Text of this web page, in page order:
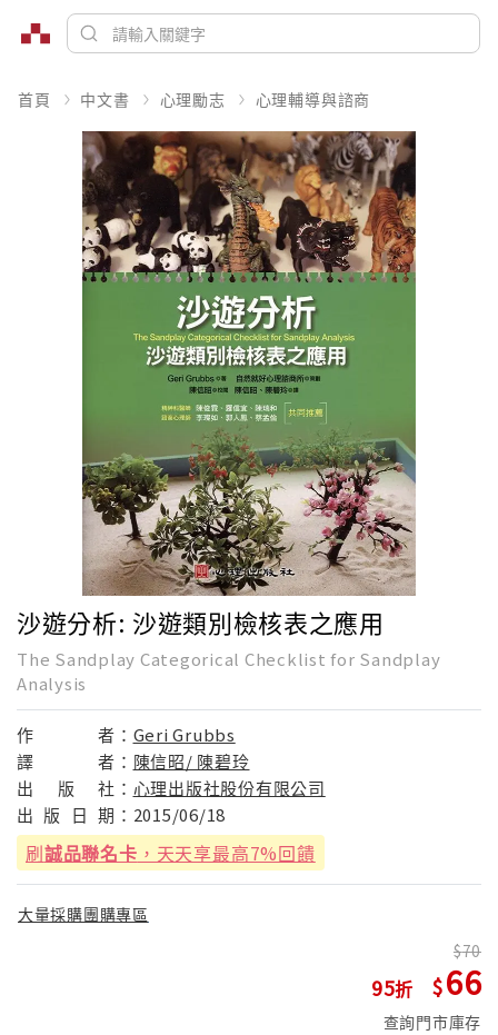
首頁 中文書 心理勵志 心理輔導與諮商
沙遊分析: 沙遊類別檢核表之應用
The Sandplay Categorical Checklist for Sandplay
Analysis
作 者： Geri Grubbs
譯
者： 陳信昭/ 陳碧玲
出
版 社： 心理出版社股份有限公司
出 版 日 期： 2015/06/18
刷誠品聯名卡 ，天天享最高7%回饋
大量採購團購專區
95
70
66
查詢門市庫存